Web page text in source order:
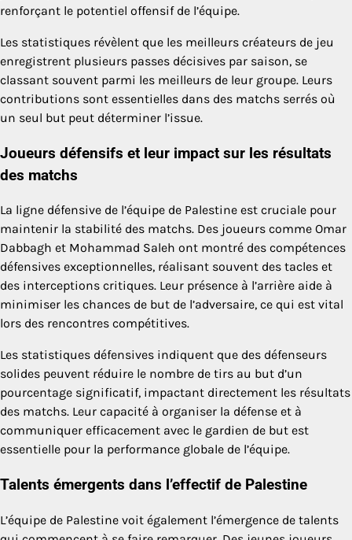
renforçant le potentiel offensif de l’équipe.
Les statistiques révèlent que les meilleurs créateurs de jeu
enregistrent plusieurs passes décisives par saison, se
classant souvent parmi les meilleurs de leur groupe. Leurs
contributions sont essentielles dans des matchs serrés où
un seul but peut déterminer l’issue.
Joueurs défensifs et leur impact sur les résultats
des matchs
La ligne défensive de l’équipe de Palestine est cruciale pour
maintenir la stabilité des matchs. Des joueurs comme Omar
Dabbagh et Mohammad Saleh ont montré des compétences
défensives exceptionnelles, réalisant souvent des tacles et
des interceptions critiques. Leur présence à l’arrière aide à
minimiser les chances de but de l’adversaire, ce qui est vital
lors des rencontres compétitives.
Les statistiques défensives indiquent que des défenseurs
solides peuvent réduire le nombre de tirs au but d’un
pourcentage significatif, impactant directement les résultats
des matchs. Leur capacité à organiser la défense et à
communiquer efficacement avec le gardien de but est
essentielle pour la performance globale de l’équipe.
Talents émergents dans l’effectif de Palestine
L’équipe de Palestine voit également l’émergence de talents